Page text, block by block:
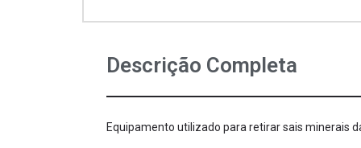
Descrição Completa
Equipamento utilizado para retirar sais minerais